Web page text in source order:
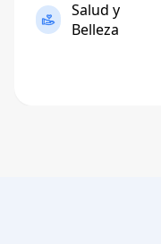
Salud y
Belleza